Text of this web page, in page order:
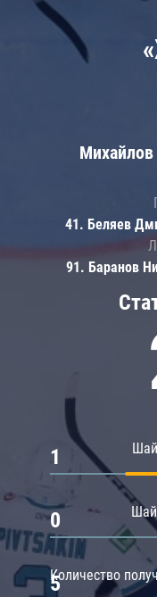
1
0
Количество
5
41. Беляев
91. Баранов